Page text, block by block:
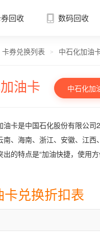
回收
回收
 数码回收
卡券兑换列表 > 中石化加油
油卡 中石化加
油卡是中国石化股份有限公
南、海南、浙江、安徽、江
的特点是“加油快捷，使用
卡兑换折扣表